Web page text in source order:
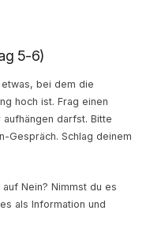
5-6)
bei dem die
hoch ist. Frag einen
darfst. Bitte
Gespräch. Schlag deinem
Nein? Nimmst du es
als Information und